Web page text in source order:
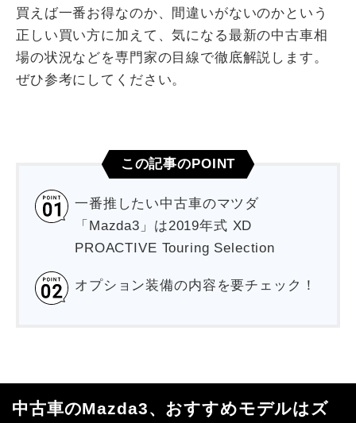
買えば一番お得なのか、間違いがないのかという
正しい買い方に加えて、気になる最新の中古車相
場の状況などを専門家の目線で徹底解説します。
ぜひ参考にしてください。
この記事のPOINT
一番推したい中古車のマツダ
「Mazda3」は2019年式 XD
PROACTIVE Touring Selection
オプション装備の内容を要チェック！
中古車のMazda3、おすすめモデルはズ